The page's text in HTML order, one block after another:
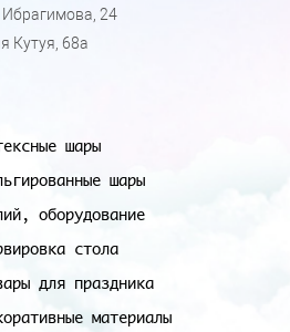
шары
шары
оборудование
стола
для праздника
материалы
Ибрагимова, 24
Кутуя, 68а